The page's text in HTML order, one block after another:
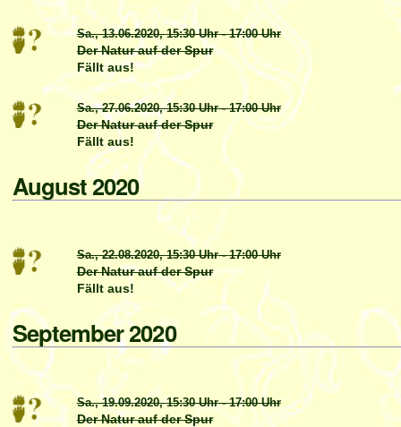
Sa., 13.06.2020,15:30 Uhr-17:00 Uhr
Der Natur auf der Spur
Fällt aus!
Sa., 27.06.2020,15:30 Uhr-17:00 Uhr
Der Natur auf der Spur
Fällt aus!
August 2020
Sa., 22.08.2020,15:30 Uhr-17:00 Uhr
Der Natur auf der Spur
Fällt aus!
September 2020
Sa., 19.09.2020,15:30 Uhr-17:00 Uhr
Der Natur auf der Spur